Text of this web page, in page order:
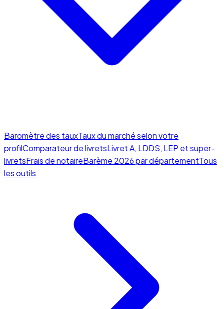
Baromètre des tauxTaux du marché selon votre
profilComparateur de livretsLivret A, LDDS, LEP et super-
livretsFrais de notaireBarème 2026 par départementTous
les outils